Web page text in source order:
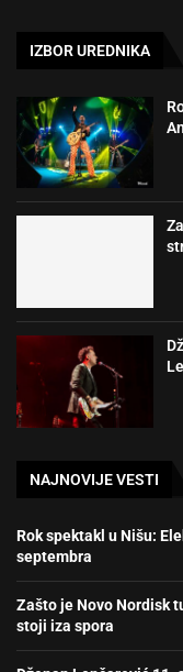
IZBOR UREDNIKA
NAJNOVIJE VESTI
Rok spektakl u Nišu:
septembra
Zašto je Novo Nordisk
stoji iza spora